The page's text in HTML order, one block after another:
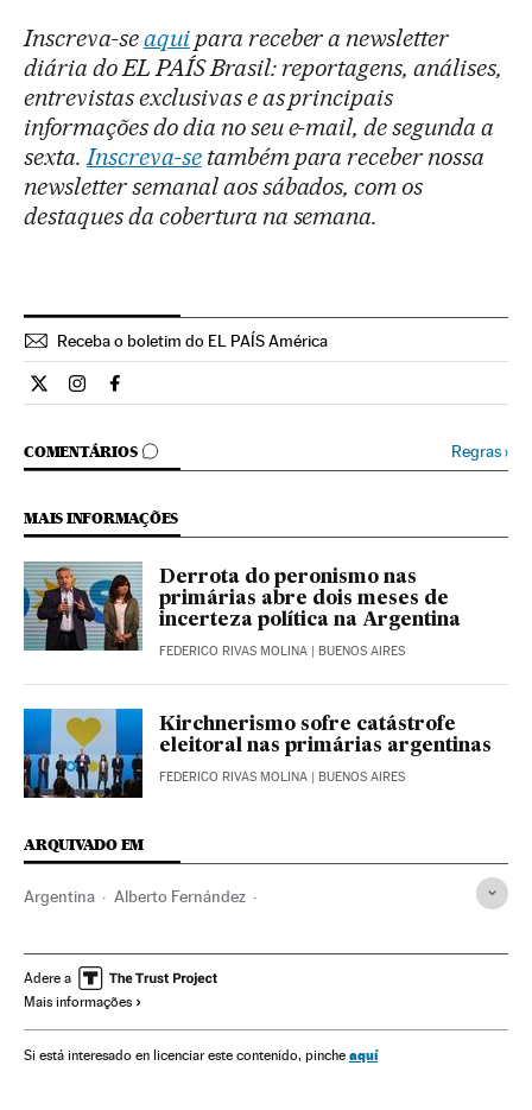
Inscreva-seaquipara receber a newsletter
diária do EL PAÍS Brasil: reportagens, análises,
entrevistas exclusivas e as principais
informações do dia no seu e-mail, de segunda a
sexta. Inscreva-setambém para receber nossa
newsletter semanal aos sábados, com os
destaques da cobertura na semana.
Receba o boletim do EL PAÍS América
Internacional El País Brasil en Twitter
Internacional El País Brasil en Instagram
Internacional El País Brasil en Facebook
COMENTÁRIOS
COMENTÁRIOS Regras›
MAIS INFORMAÇÕES
Derrota do peronismo nas
primárias abre dois meses de
incerteza política na Argentina
FEDERICO RIVAS MOLINA | BUENOS AIRES
Kirchnerismo sofre catástrofe
eleitoral nas primárias argentinas
FEDERICO RIVAS MOLINA | BUENOS AIRES
ARQUIVADO EM
Argentina Alberto Fernández
Eleições Argentina América Latina
Kirchnerismo
Adere a
Mais informações
Si está interesado en licenciar este contenido, pinche aquí